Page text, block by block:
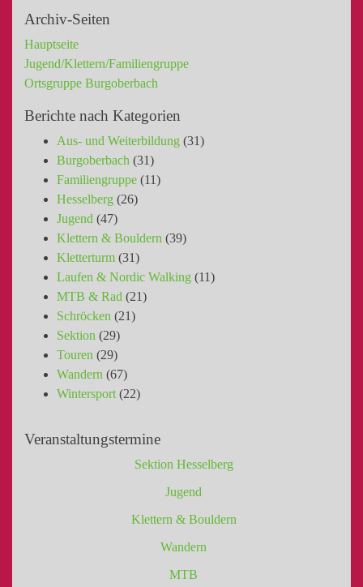
Archiv-Seiten
Hauptseite
Jugend/Klettern/Familiengruppe
Ortsgruppe Burgoberbach
Berichte nach Kategorien
Aus- und Weiterbildung (31)
Burgoberbach (31)
Familiengruppe (11)
Hesselberg (26)
Jugend (47)
Klettern & Bouldern (39)
Kletterturm (31)
Laufen & Nordic Walking (11)
MTB & Rad (21)
Schröcken (21)
Sektion (29)
Touren (29)
Wandern (67)
Wintersport (22)
Veranstaltungstermine
Sektion Hesselberg
Jugend
Klettern & Bouldern
Wandern
MTB